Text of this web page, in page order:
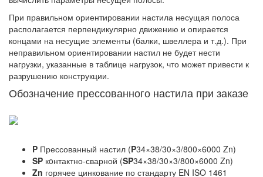
При правильном ориентировании настила несущая полоса
располагается перпендикулярно движению и опирается
концами на несущие элементы (балки, швеллера и т.д.). При
неправильном ориентировании настил не будет нести
нагрузки, указанные в таблице нагрузок, что может привести к
разрушению конструкции.
Обозначение прессованного настила при заказе
P Прессованный настил (P34×38/30×3/800×6000 Zn)
SP кoнтактно-сварной (SP34×38/30×3/800×6000 Zn)
Zn горячее цинкование по стандарту EN ISO 1461